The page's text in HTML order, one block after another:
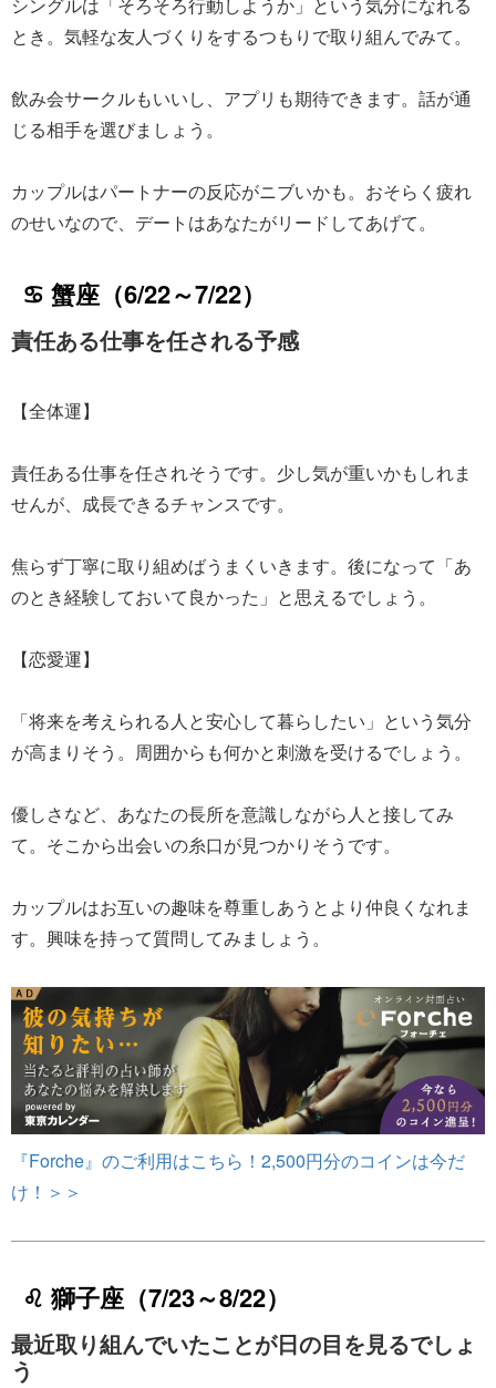
とき。気軽な友人づくりをするつもりで取り組んでみて。
飲み会サークルもいいし、アプリも期待できます。話が通
じる相手を選びましょう。
カップルはパートナーの反応がニブいかも。おそらく疲れ
のせいなので、デートはあなたがリードしてあげて。
♋ 蟹座（6/22～7/22）
責任ある仕事を任される予感
【全体運】
責任ある仕事を任されそうです。少し気が重いかもしれま
せんが、成長できるチャンスです。
焦らず丁寧に取り組めばうまくいきます。後になって「あ
のとき経験しておいて良かった」と思えるでしょう。
【恋愛運】
「将来を考えられる人と安心して暮らしたい」という気分
が高まりそう。周囲からも何かと刺激を受けるでしょう。
優しさなど、あなたの長所を意識しながら人と接してみ
て。そこから出会いの糸口が見つかりそうです。
カップルはお互いの趣味を尊重しあうとより仲良くなれま
す。興味を持って質問してみましょう。
『Forche』のご利用はこちら！2,500円分のコインは今だ
け！＞＞
♌ 獅子座（7/23～8/22）
最近取り組んでいたことが日の目を見るでしょ
う